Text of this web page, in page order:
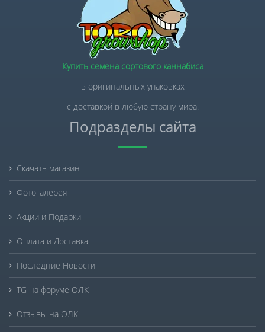
Купить семена сортового каннабиса
в оригинальных упаковках
с доставкой в любую страну мира.
Подразделы сайта
Скачать магазин
Фотогалерея
Акции и Подарки
Оплата и Доставка
Последние Новости
TG на форуме ОЛК
Отзывы на ОЛК